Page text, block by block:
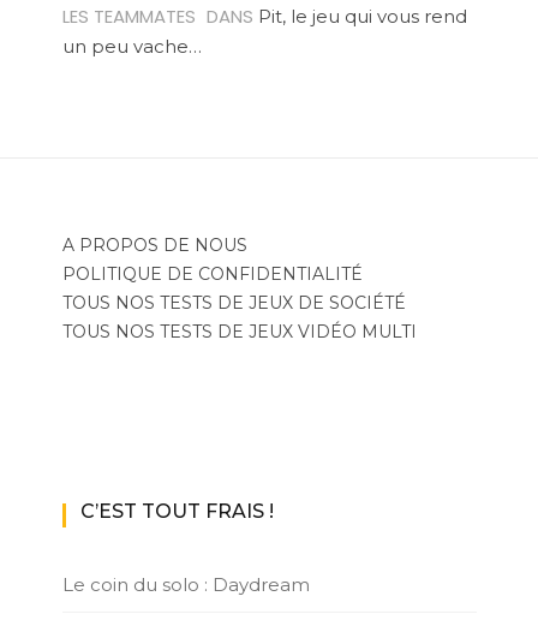
LES TEAMMATES DANS Pit, le jeu qui vous rend
un peu vache…
A PROPOS DE NOUS
POLITIQUE DE CONFIDENTIALITÉ
TOUS NOS TESTS DE JEUX DE SOCIÉTÉ
TOUS NOS TESTS DE JEUX VIDÉO MULTI
C’EST TOUT FRAIS !
Le coin du solo : Daydream